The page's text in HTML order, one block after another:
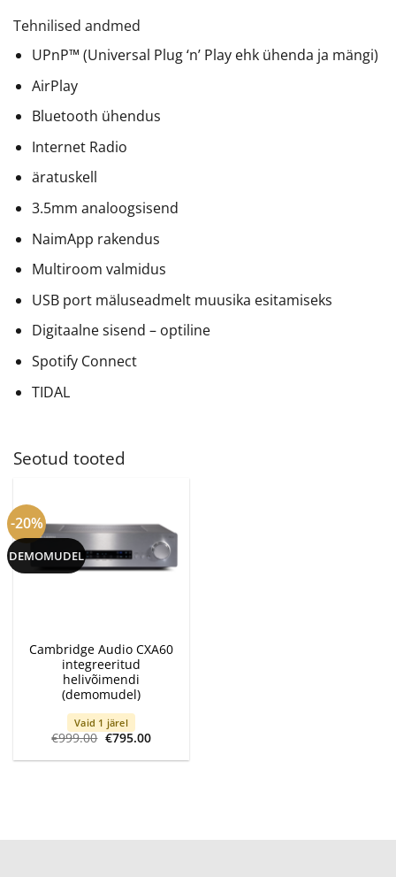
Tehnilised andmed
UPnP™ (Universal Plug ‘n’ Play ehk ühenda ja mängi)
AirPlay
Bluetooth ühendus
Internet Radio
äratuskell
3.5mm analoogsisend
NaimApp rakendus
Multiroom valmidus
USB port mäluseadmelt muusika esitamiseks
Digitaalne sisend – optiline
Spotify Connect
TIDAL
Seotud tooted
-20%
DEMOMUDEL
Cambridge Audio CXA60
integreeritud
helivõimendi
(demomudel)
Vaid 1 järel
€999.00 Algne
hind
oli:
€795.00Current
is: